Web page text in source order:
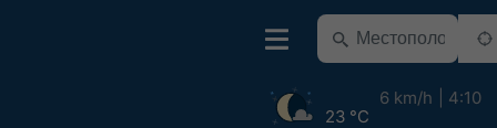
23 °C
6 km/h 4:10